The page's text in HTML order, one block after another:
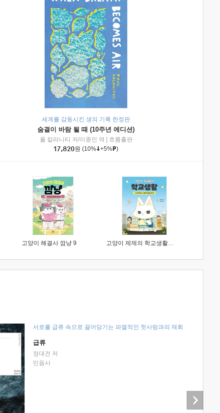
미래엔아이세움
세계를 감동시킨 생의 기록 한정판
숨결이 바람 될 때 (10주년 에디션)
폴 칼라니티 저/이종인 역
흐름출판
17,820원 (10% +5% )
고양이 해결사 깜냥 9 고양이 제제의 학교생활 1 : 초등학생이 이렇게 힘들 줄이야
서로를 급류 속으로 끌어당기는 파멸적인 첫사랑과의 재회
급류
정대건 저
민음사